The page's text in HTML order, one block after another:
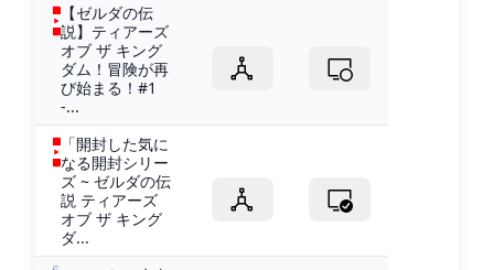
【ゼルダの伝
説】ティアーズ
オブ ザ キング
ダム！冒険が再
び始まる！#1
-...
「開封した気に
なる開封シリー
ズ ~ ゼルダの伝
説 ティアーズ
オブ ザ キング
ダ...